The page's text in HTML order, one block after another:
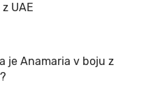
UAE
je Anamaria v boju z